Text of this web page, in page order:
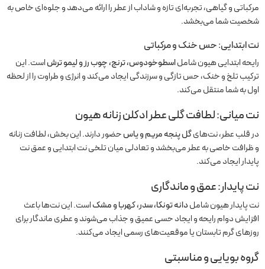
مرکباتی و گیاهی، تجربه‌ای تازه و شاداب از عطر را ارائه می‌دهد و جلوه‌ای خاص به
شخصیت شما می‌بخشد.
نت ابتدایی: حس خنک و مرکباتی
رایحه ابتدایی هیون شاملاسطوخودوس، ترنج، چوب رز و لیمو ترشاست. این
ترکیب تلخ و خنک، حس تازگی و سرزندگی ایجاد می‌کند و انرژی و طراوت را از لحظه
اول به شما منتقل می‌کند.
نت میانی: لطافت گلی عطر ادکلن زنانه هیون
در قلب عطر، نت‌هایگل پنجه مریم و یاسحضور دارند. این بخش، لطافت زنانه
و ظرافت خاصی به عطر می‌بخشد و تعادلی میان تلخی نت ابتدایی و عمق نت
پایدار ایجاد می‌کند.
نت پایدار: عمق و ماندگاری
نت پایدار هیون شاملدانه تونکا، سدر، کهربا و مشکاست. این نت‌ها باعث
افزایش دوام رایحه و ایجاد حسی عمیق و جذاب می‌شوند و عطری ماندگار برای
روزهای گرم تابستان یا موقعیت‌های رسمی ایجاد می‌کنند.
گروه بویایی و مناسبتی